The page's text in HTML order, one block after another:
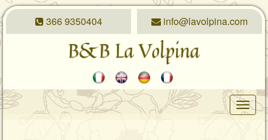
366 9350404 info@lavolpina.com